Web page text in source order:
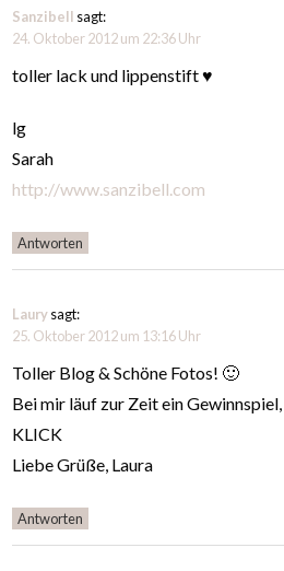
Sanzibell sagt:
24. Oktober 2012 um 22:36 Uhr
toller lack und lippenstift ♥
lg
Sarah
http://www.sanzibell.com
Antworten
Laurysagt:
25. Oktober 2012 um 13:16 Uhr
Toller Blog & Schöne Fotos! 🙂
Bei mir läuf zur Zeit ein
KLICK
Liebe Grüße, Laura
Antworten